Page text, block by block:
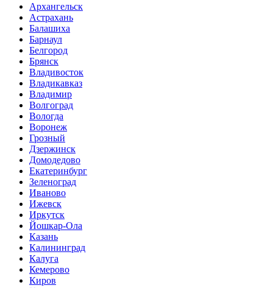
Архангельск
Астрахань
Балашиха
Барнаул
Белгород
Брянск
Владивосток
Владикавказ
Владимир
Волгоград
Вологда
Воронеж
Грозный
Дзержинск
Домодедово
Екатеринбург
Зеленоград
Иваново
Ижевск
Иркутск
Йошкар-Ола
Казань
Калининград
Калуга
Кемерово
Киров